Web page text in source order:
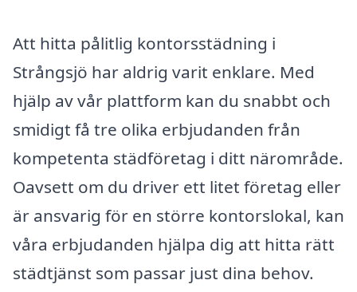
Att hitta pålitlig kontorsstädning i
Strångsjö har aldrig varit enklare. Med
hjälp av vår plattform kan du snabbt och
smidigt få tre olika erbjudanden från
kompetenta städföretag i ditt närområde.
Oavsett om du driver ett litet företag eller
är ansvarig för en större kontorslokal, kan
våra erbjudanden hjälpa dig att hitta rätt
städtjänst som passar just dina behov.